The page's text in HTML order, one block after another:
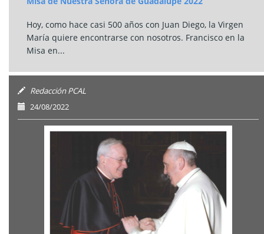
Hoy, como hace casi 500 años con Juan Diego, la Virgen
María quiere encontrarse con nosotros. Francisco en la
Misa en...
Redacción PCAL
24/08/2022